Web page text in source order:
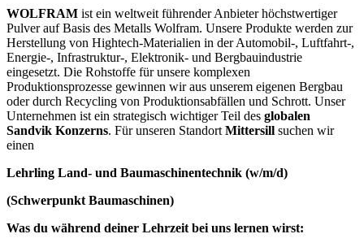
WOLFRAM ist ein weltweit führender Anbieter höchstwertiger
Pulver auf Basis des Metalls Wolfram. Unsere Produkte werden zur
Herstellung von Hightech-Materialien in der Automobil-, Luftfahrt-,
Energie-, Infrastruktur-, Elektronik- und Bergbauindustrie
eingesetzt. Die Rohstoffe für unsere komplexen
Produktionsprozesse gewinnen wir aus unserem eigenen Bergbau
oder durch Recycling von Produktionsabfällen und Schrott. Unser
Unternehmen ist ein strategisch wichtiger Teil des globalen
Sandvik Konzerns. Für unseren Standort Mittersill suchen wir
einen
Lehrling Land- und Baumaschinentechnik (w/m/d)
(Schwerpunkt Baumaschinen)
Was du während deiner Lehrzeit bei uns lernen wirst: